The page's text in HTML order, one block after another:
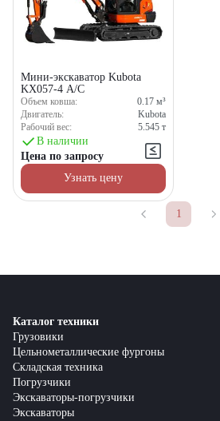
Мини-экскаватор Kubota
KX057-4 A/C
Объем ковша: 0.17 м³
Двигатель:
Kubota
Рабочий вес:
5.545 т
В наличии
Цена по запросу
Узнать цену
1
Каталог техники
Грузовики
Цельнометаллические фургоны
Складская техника
Погрузчики
Экскаваторы-погрузчики
Экскаваторы